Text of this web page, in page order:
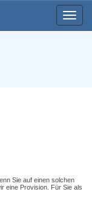
Toggle
Sie auf einen solchen
eine Provision. Für Sie als